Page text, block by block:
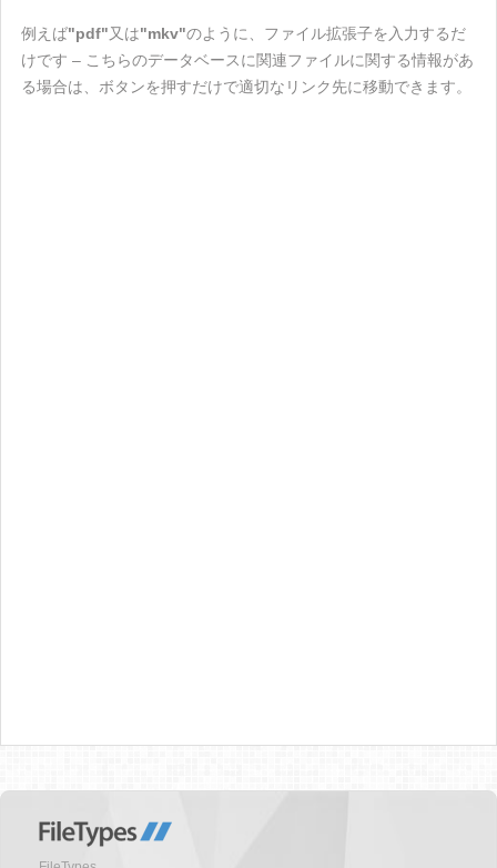
例えば"pdf"又は"mkv"のように、ファイル拡張子を入力するだ
けです – こちらのデータベースに関連ファイルに関する情報があ
る場合は、ボタンを押すだけで適切なリンク先に移動できます。